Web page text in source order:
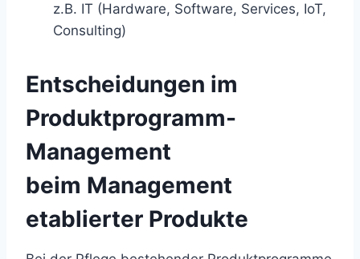
z.B. IT (Hardware, Software, Services, IoT,
Consulting)
Entscheidungen im
Produktprogramm-
Management
beim Management
etablierter Produkte